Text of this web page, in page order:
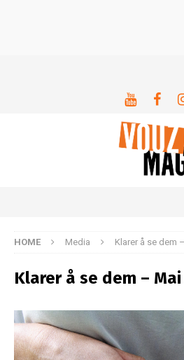
HOME Media Klarer å se dem
Klarer å se dem –